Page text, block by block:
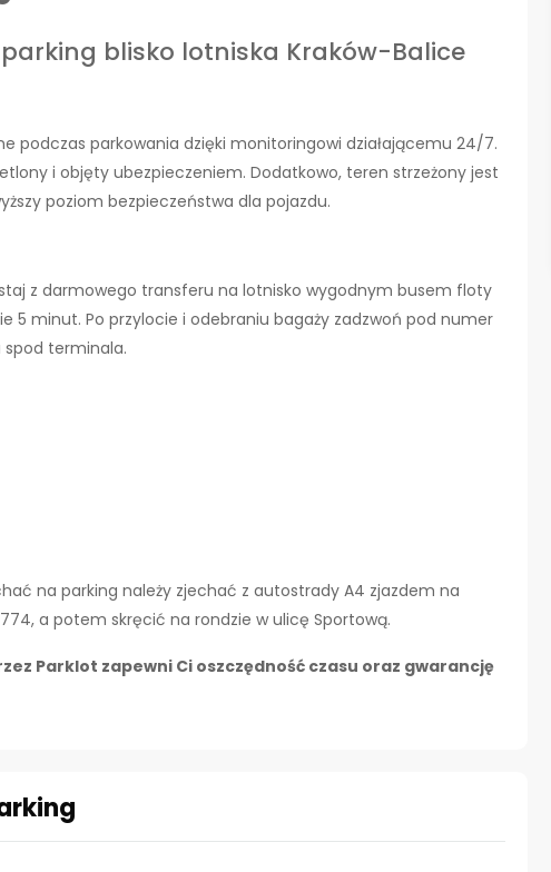
parking blisko lotniska Kraków-Balice
podczas parkowania dzięki monitoringowi działającemu 24/7.
i objęty ubezpieczeniem. Dodatkowo, teren strzeżony jest
poziom bezpieczeństwa dla pojazdu.
z darmowego transferu na lotnisko wygodnym busem floty
5 minut. Po przylocie i odebraniu bagaży zadzwoń pod numer
terminala.
na parking należy zjechać z autostrady A4 zjazdem na
a potem skręcić na rondzie w ulicę Sportową.
Parklot zapewni Ci oszczędność czasu oraz gwarancję